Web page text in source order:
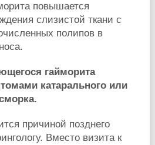
повышается
слизистой ткани с
полипов в
гайморита
катарального или
причиной позднего
Вместо визита к